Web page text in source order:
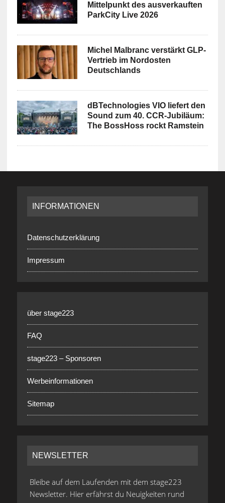
Mittelpunkt des ausverkauften
ParkCity Live 2026
Michel Malbranc verstärkt GLP-
Vertrieb im Nordosten
Deutschlands
dBTechnologies VIO liefert den
Sound zum 40. CCR-Jubiläum:
The BossHoss rockt Ramstein
INFORMATIONEN
Datenschutzerklärung
Impressum
über stage223
FAQ
stage223 – Sponsoren
Werbeinformationen
Sitemap
NEWSLETTER
Bleibe auf dem Laufenden mit dem stage223
Newsletter. Hier erfährst du Neuigkeiten rund